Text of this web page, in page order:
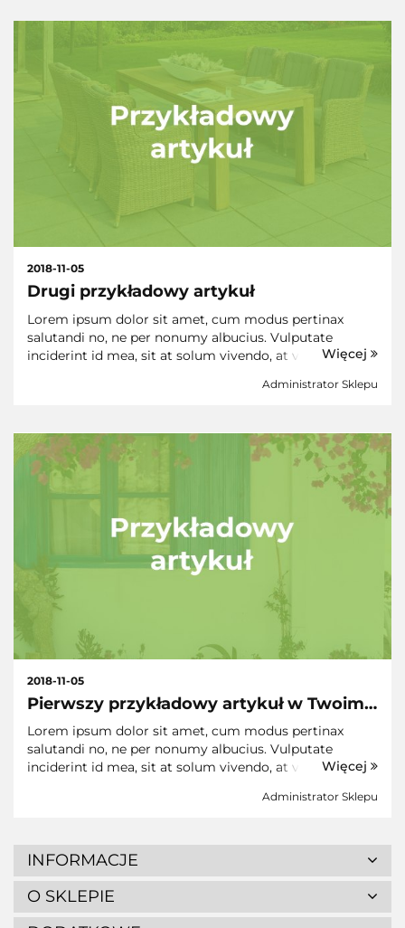
Drugi przykładowy artykuł
2018-11-05
Administrator Sklepu
Lorem ipsum dolor sit amet, cum modus pertinax
salutandi no, ne per nonumy albucius. Vulputate
inciderint id mea, sit at solum vivendo, at vim purto
iuvaret, has ad omnis prompta eligendi. Dicant
Więcej
Pierwszy przykładowy artykuł w Twoim
sklepie
2018-11-05
Administrator Sklepu
Lorem ipsum dolor sit amet, cum modus pertinax
salutandi no, ne per nonumy albucius. Vulputate
inciderint id mea, sit at solum vivendo, at vim purto
iuvaret, has ad omnis prompta eligendi. Dicant
Więcej
INFORMACJE
O SKLEPIE